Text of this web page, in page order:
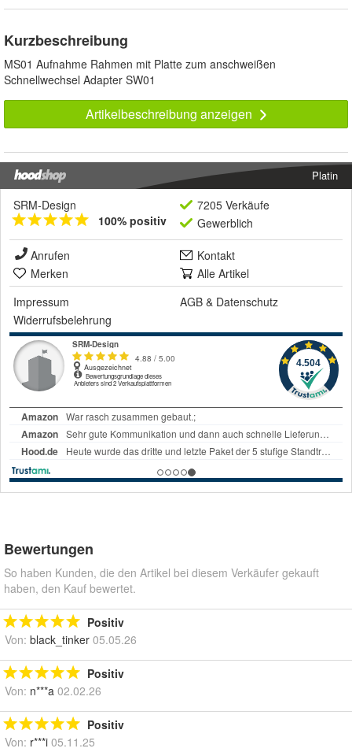
Kurzbeschreibung
MS01 Aufnahme Rahmen mit Platte zum anschweißen
Schnellwechsel Adapter SW01
Artikelbeschreibung anzeigen
Platin
SRM-Design
100% positiv
7205 Verkäufe
Gewerblich
Anrufen
Kontakt
Merken
Alle Artikel
Impressum
AGB & Datenschutz
Widerrufsbelehrung
Bewertungen
So haben Kunden, die den Artikel bei diesem Verkäufer gekauft
haben, den Kauf bewertet.
Positiv
Von: black_tinker 05.05.26
Positiv
Von: n***a 02.02.26
Positiv
Von: r***i 05.11.25